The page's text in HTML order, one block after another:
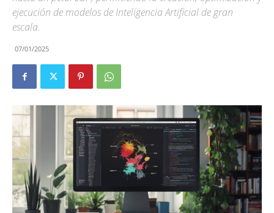
ejecución de modelos de Inteligencia Artificial de gran
escala.
07/01/2025